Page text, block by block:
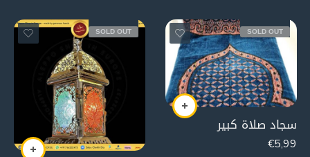
SOLD OUT
سجاد صلاة كبير
€5,99
SOLD OUT